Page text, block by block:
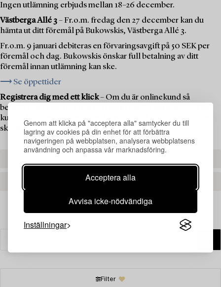
Genom att klicka på "acceptera alla" samtycker du till
lagring av cookies på din enhet för att förbättra
navigeringen på webbplatsen, analysera webbplatsens
användning och anpassa vår marknadsföring.
Acceptera alla
Avvisa icke-nödvändiga
Inställningar
Ingen utlämning erbjuds mellan 18–26 december.
Västberga Allé 3– Fr.o.m. fredag den 27 december kan du
hämta ut ditt föremål på Bukowskis, Västberga Allé 3.
Fr.o.m. 9 januari debiteras en förvaringsavgift på 50 SEK per
föremål och dag. Bukowskis önskar full betalning av ditt
föremål innan utlämning kan ske.
⟶ Se öppettider
Registrera dig med ett klick– Om du är onlinekund så
behöver du registrera dig som kund för liveauktioner för att
kunna delta i auktionen. Om du är ny kund hos oss måste du
skapa ett kundkonto först.
SKAPA ETT KONTO
Filter